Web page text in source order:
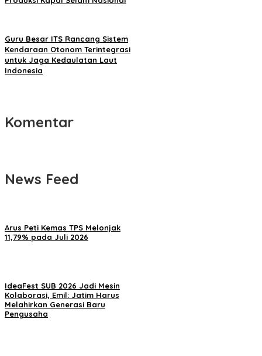
Guru Besar ITS Rancang Sistem
Kendaraan Otonom Terintegrasi
untuk Jaga Kedaulatan Laut
Indonesia
Komentar
News Feed
Arus Peti Kemas TPS Melonjak
11,79% pada Juli 2026
IdeaFest SUB 2026 Jadi Mesin
Kolaborasi, Emil: Jatim Harus
Melahirkan Generasi Baru
Pengusaha